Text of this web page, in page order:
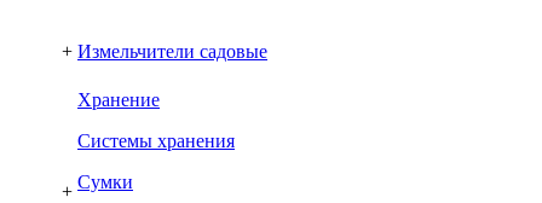
+ Измельчители садовые
+
Хранение
Системы хранения
Сумки